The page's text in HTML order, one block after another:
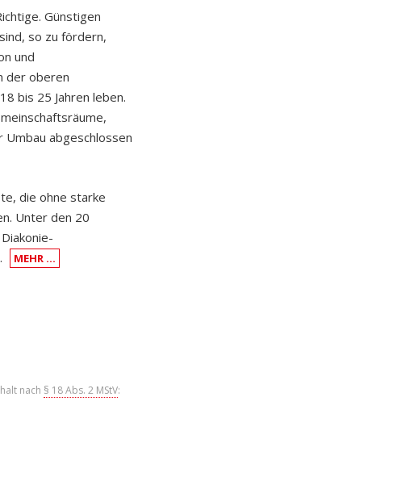
Günstigen
so zu fördern,
und
der oberen
bis 25 Jahren leben.
abgeschlossen
die ohne starke
Unter den 20
MEHR …
nach § 18 Abs. 2 MStV: